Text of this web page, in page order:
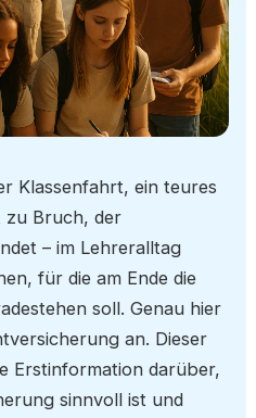
Klassenfahrt, ein teures
zu Bruch, der
– im Lehreralltag
für die am Ende die
soll. Genau hier
an. Dieser
Erstinformation darüber,
sinnvoll ist und